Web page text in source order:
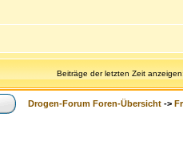
Beiträge der letzten Zeit
Drogen-Forum Foren-Übersicht ->